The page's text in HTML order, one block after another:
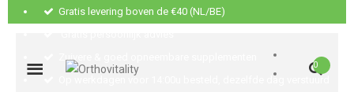
Gratis levering boven de €40 (NL/BE)
Zuivere & goed opneembare supplementen
0